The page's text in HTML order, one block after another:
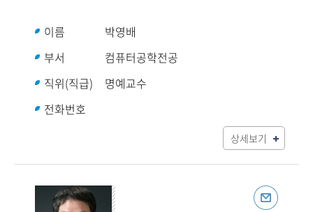
이름
박영배
부서
컴퓨터공학전공
직위(직급)
명예교수
전화번호
상세보기